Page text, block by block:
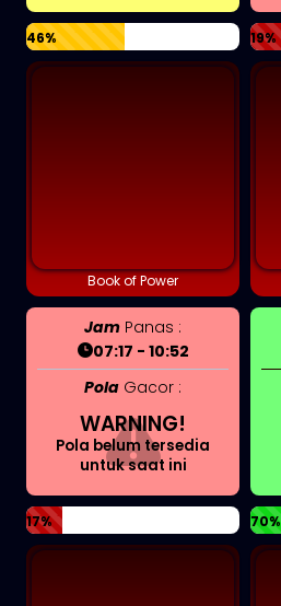
46% 19%
Book of Power
Jam Panas :
07:17 - 10:52
Pola Gacor :
WARNING!
Pola belum tersedia
untuk saat ini
17% 70%